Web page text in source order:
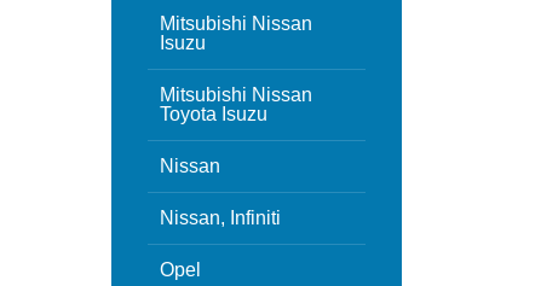
Mitsubishi Nissan
Isuzu
Mitsubishi Nissan
Toyota Isuzu
Nissan
Nissan, Infiniti
Opel